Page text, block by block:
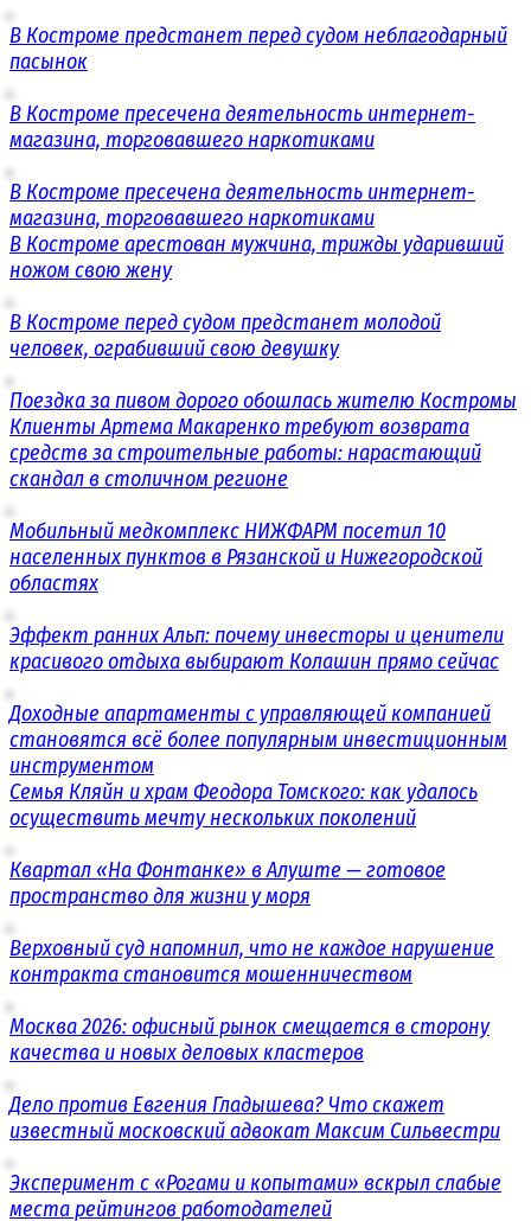
В Костроме предстанет перед судом неблагодарный
пасынок
В Костроме пресечена деятельность интернет-
магазина, торговавшего наркотиками
В Костроме пресечена деятельность интернет-
магазина, торговавшего наркотиками
В Костроме арестован мужчина, трижды ударивший
ножом свою жену
В Костроме перед судом предстанет молодой
человек, ограбивший свою девушку
Поездка за пивом дорого обошлась жителю Костромы
Клиенты Артема Макаренко требуют возврата
средств за строительные работы: нарастающий
скандал в столичном регионе
Мобильный медкомплекс НИЖФАРМ посетил 10
населенных пунктов в Рязанской и Нижегородской
областях
Эффект ранних Альп: почему инвесторы и ценители
красивого отдыха выбирают Колашин прямо сейчас
Доходные апартаменты с управляющей компанией
становятся всё более популярным инвестиционным
инструментом
Семья Кляйн и храм Феодора Томского: как удалось
осуществить мечту нескольких поколений
Квартал «На Фонтанке» в Алуште — готовое
пространство для жизни у моря
Верховный суд напомнил, что не каждое нарушение
контракта становится мошенничеством
Москва 2026: офисный рынок смещается в сторону
качества и новых деловых кластеров
Дело против Евгения Гладышева? Что скажет
известный московский адвокат Максим Сильвестри
Эксперимент с «Рогами и копытами» вскрыл слабые
места рейтингов работодателей